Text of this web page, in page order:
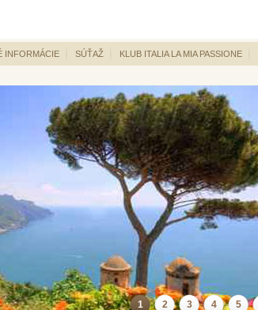
INFORMÁCIE SÚŤAŽ KLUB ITALIA LA MIA PASSIONE
1 2 3 4 5